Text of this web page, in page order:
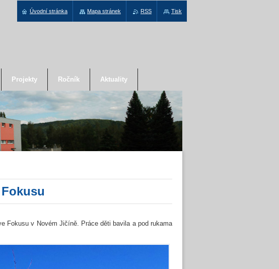
Fokusu v Novém Jičíně. Práce děti bavila a pod rukama
Projekty Ročník Aktuality
Úvodní stránka Mapa stránek RSS Tisk